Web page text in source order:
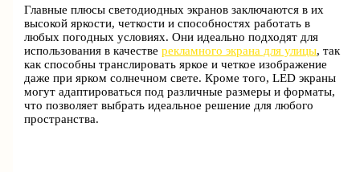
Главные плюсы светодиодных экранов заключаются в их
высокой яркости, четкости и способностях работать в
любых погодных условиях. Они идеально подходят для
использования в качестверекламного экрана для улицы, так
как способны транслировать яркое и четкое изображение
даже при ярком солнечном свете. Кроме того, LED экраны
могут адаптироваться под различные размеры и форматы,
что позволяет выбрать идеальное решение для любого
пространства.